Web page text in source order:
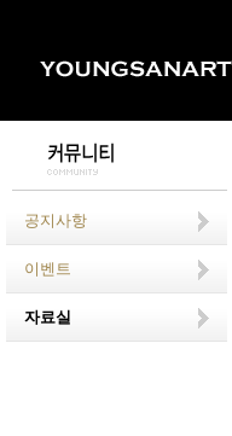
공지사항
이벤트
자료실